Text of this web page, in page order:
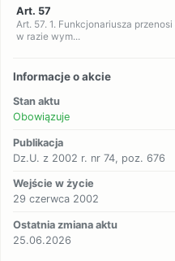
Art. 57
Art. 57. 1. Funkcjonariusza
w razie wym...
Informacje o akcie
Stan aktu
Obowiązuje
Publikacja
Dz.U. z 2002 r. nr 74, poz. 676
Wejście w życie
29 czerwca 2002
Ostatnia zmiana aktu
25.06.2026